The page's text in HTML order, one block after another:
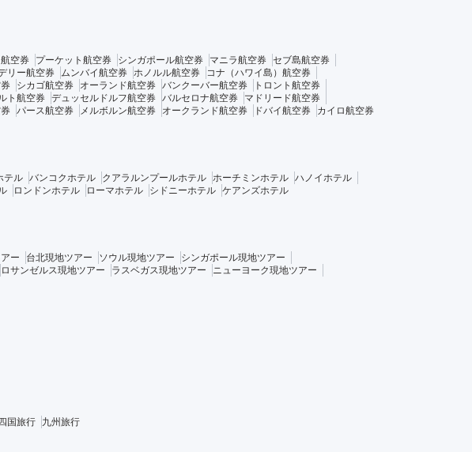
空券 プーケット航空券 シンガポール航空券 マニラ航空券 セブ島航空券
リー航空券 ムンバイ航空券 ホノルル航空券
コナ（ハワイ島）航空券
シカゴ航空券 オーランド航空券 バンクーバー航空券
トロント航空券
ト航空券 デュッセルドルフ航空券 バルセロナ航空券
マドリード航空券
パース航空券 メルボルン航空券 オークランド航空券 ドバイ航空券 カイロ航空券
テル バンコクホテル クアラルンプールホテル ホーチミンホテル ハノイホテル
ロンドンホテル ローマホテル シドニーホテル ケアンズホテル
ー 台北現地ツアー ソウル現地ツアー
シンガポール現地ツアー
ロサンゼルス現地ツアー ラスベガス現地ツアー
ニューヨーク現地ツアー
国旅行 九州旅行